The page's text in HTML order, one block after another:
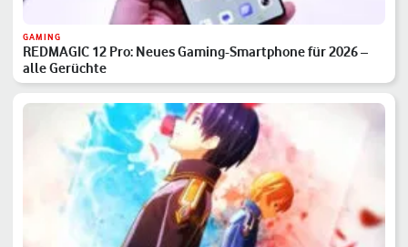
GAMING
REDMAGIC 12 Pro: Neues Gaming-Smartphone für 2026 –
alle Gerüchte